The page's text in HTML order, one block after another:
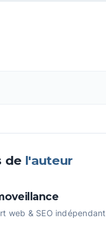
de l'auteur
web & SEO indépendant